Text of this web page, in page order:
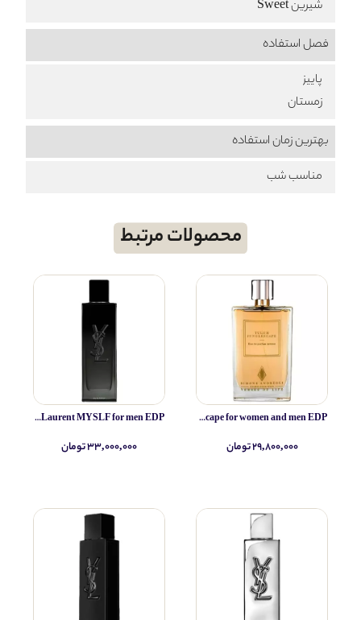
شیرین Sweet
فصل استفاده
پاییز
زمستان
بهترین زمان استفاده
مناسب شب
محصولات مرتبط
Simone Andreoli Tulum Junglescape for women and men EDP
۲۹,۸۰۰,۰۰۰ تومان
Yves Saint Laurent MYSLF for men EDP
۳۳,۰۰۰,۰۰۰ تومان